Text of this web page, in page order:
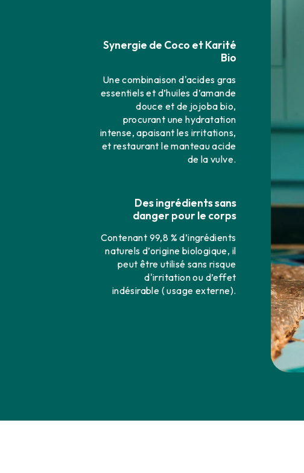
Synergie de Coco et Karité
Bio
Une combinaison d'acides gras
essentiels et d’huiles d’amande
douce et de jojoba bio,
procurant une hydratation
intense, apaisant les irritations,
et restaurant le manteau acide
de la vulve.
Des ingrédients sans
danger pour le corps
Contenant 99,8 % d’ingrédients
naturels d’origine biologique, il
peut être utilisé sans risque
d'irritation ou d’effet
indésirable ( usage externe).